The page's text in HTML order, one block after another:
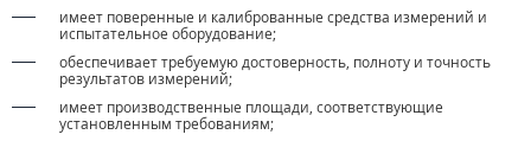
имеет поверенные и калиброванные средства измерений и
испытательное оборудование;
обеспечивает требуемую достоверность, полноту и точность
результатов измерений;
имеет производственные площади, соответствующие
установленным требованиям;